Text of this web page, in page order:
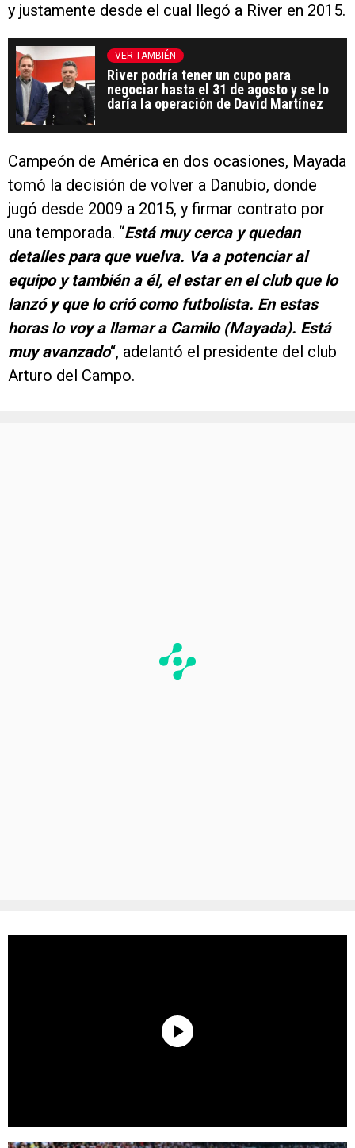
y justamente desde el cual llegó a River en 2015.
VER TAMBIÉN
River podría tener un cupo para
negociar hasta el 31 de agosto y se lo
daría la operación de David Martínez
Campeón de América en dos ocasiones, Mayada
tomó la decisión de volver a Danubio, donde
jugó desde 2009 a 2015, y firmar contrato por
una temporada. “Está muy cerca y quedan
detalles para que vuelva. Va a potenciar al
equipo y también a él, el estar en el club que lo
lanzó y que lo crió como futbolista. En estas
horas lo voy a llamar a Camilo (Mayada). Está
muy avanzado“, adelantó el presidente del club
Arturo del Campo.